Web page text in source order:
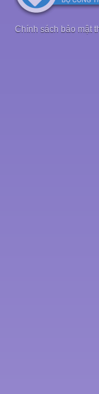
Chính sách bảo mật